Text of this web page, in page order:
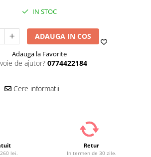
IN STOC
ADAUGA IN COS
Adauga la Favorite
de ajutor? 0774422184
Cere informatii
lei.
Retur
In termen de 30 zile.